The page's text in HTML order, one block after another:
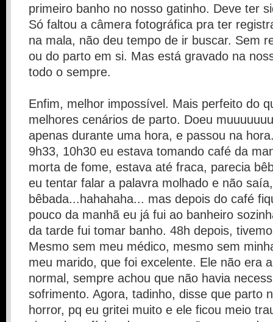
primeiro banho no nosso gatinho. Deve ter
Só faltou a câmera fotográfica pra ter
na mala, não deu tempo de ir buscar. Sem
ou do parto em si. Mas está gravado na
todo o sempre.
Enfim, melhor impossível. Mais perfeito do
melhores cenários de parto. Doeu
apenas durante uma hora, e passou na
9h33, 10h30 eu estava tomando café da
morta de fome, estava até fraca, parecia
eu tentar falar a palavra molhado e não
bêbada...hahahaha... mas depois do café
pouco da manhã eu já fui ao banheiro
da tarde fui tomar banho. 48h depois,
Mesmo sem meu médico, mesmo sem
meu marido, que foi excelente. Ele não era
normal, sempre achou que não havia
sofrimento. Agora, tadinho, disse que parto
horror, pq eu gritei muito e ele ficou meio